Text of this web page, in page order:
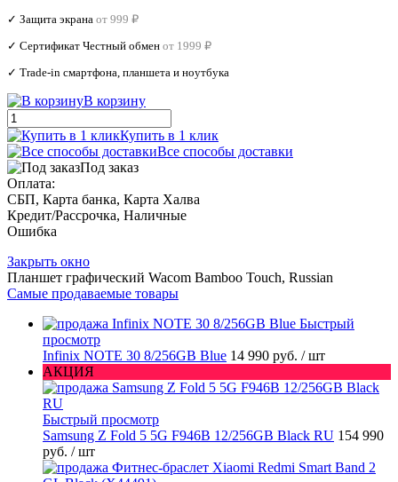
✓ Защита экрана от 999 ₽
✓ Сертификат Честный обмен от 1999 ₽
✓ Trade‑in смартфона, планшета и ноутбука
В корзину
Купить в 1 клик
Все способы доставки
Под заказ
Оплата:
СБП, Карта банка, Карта Халва
Кредит/Рассрочка, Наличные
Ошибка
Закрыть окно
Планшет графический Wacom Bamboo Touch, Russian
Самые продаваемые товары
Быстрый
просмотр
Infinix NOTE 30 8/256GB Blue 14 990 руб. / шт
АКЦИЯ
Быстрый просмотр
Samsung Z Fold 5 5G F946B 12/256GB Black RU 154 990
руб. / шт